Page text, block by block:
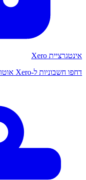
אינטגרציית Xero
דחפו חשבוניות ל-Xero אוטומטית. שמחו את רואה החשבון שלכם.